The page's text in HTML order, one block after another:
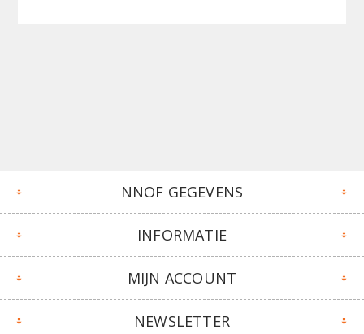
NNOF GEGEVENS
INFORMATIE
MIJN ACCOUNT
NEWSLETTER